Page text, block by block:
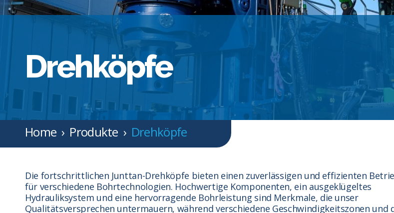
Drehköpfe
Home Produkte Drehköpfe
Die fortschrittlichen Junttan-Drehköpfe bieten einen zuverlässigen und effizienten
für verschiedene Bohrtechnologien. Hochwertige Komponenten, ein ausgeklügeltes
Hydrauliksystem und eine hervorragende Bohrleistung sind Merkmale, die unser
Qualitätsversprechen untermauern, während verschiedene Geschwindigkeitszonen und